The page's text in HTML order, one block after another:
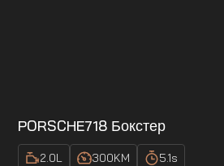
PORSCHE718 Бокстер
2.0L 300KM 5.1s